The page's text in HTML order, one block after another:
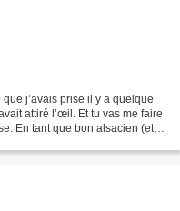
j’avais prise il y a quelque
attiré l’œil. Et tu vas me faire
En tant que bon alsacien (et